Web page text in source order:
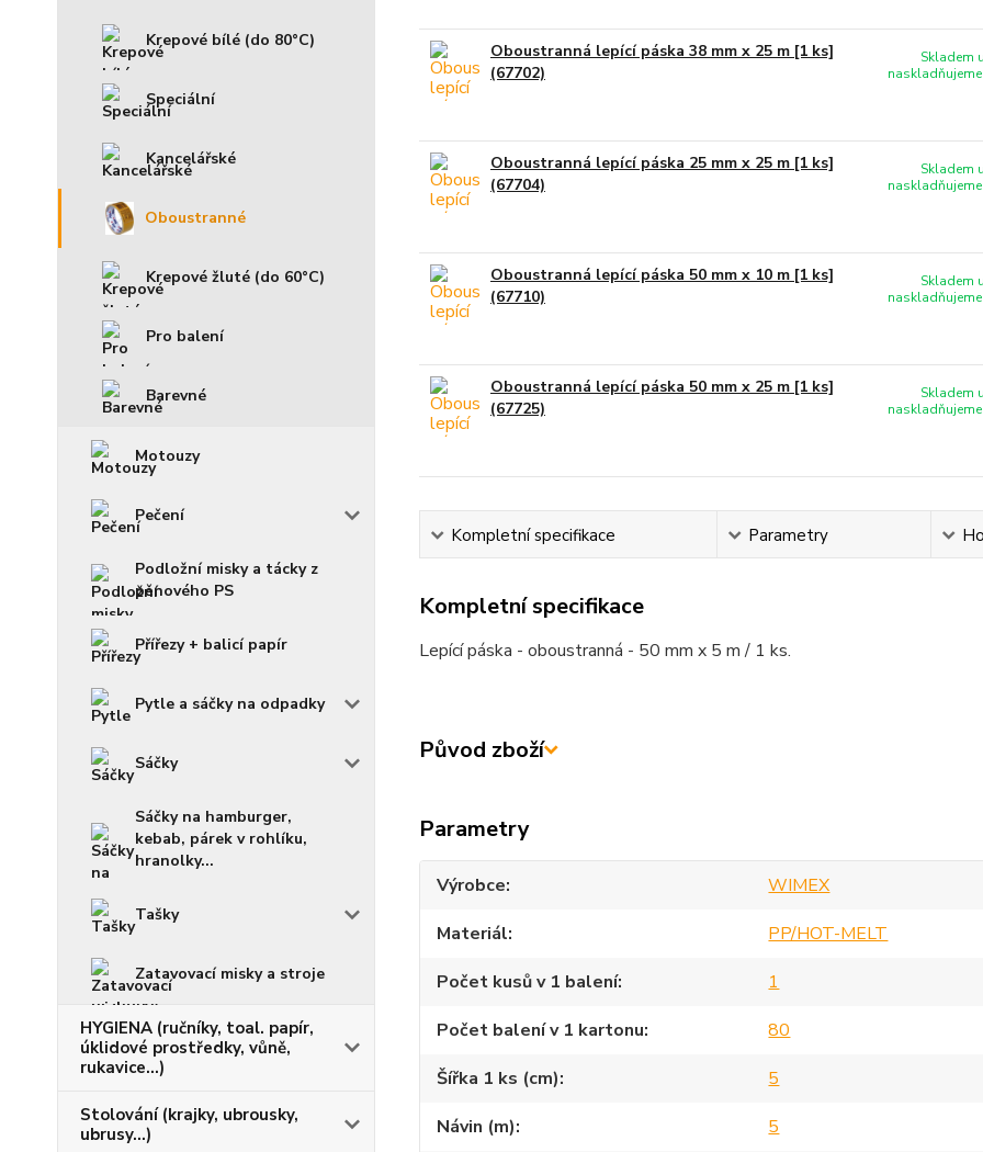
Krepové bílé (do 80°C)
Speciální
Kancelářské
Oboustranné
Krepové žluté (do 60°C)
Pro balení
Barevné
Motouzy
Pečení
Podložní misky a tácky z
pěnového PS
Přířezy + balicí papír
Pytle a sáčky na odpadky
Sáčky
Sáčky na hamburger,
kebab, párek v rohlíku,
hranolky...
Tašky
Zatavovací misky a stroje
HYGIENA (ručníky, toal. papír,
úklidové prostředky, vůně,
rukavice...)
Stolování (krajky, ubrousky,
ubrusy...)
Oboustranná lepící páska 38 mm x 25 m [1 ks]
(67702)
Skladem
Oboustranná lepící páska 25 mm x 25 m [1 ks]
(67704)
Skladem
Oboustranná lepící páska 50 mm x 10 m [1 ks]
(67710)
Skladem
Oboustranná lepící páska 50 mm x 25 m [1 ks]
(67725)
Skladem
Kompletní specifikace Parametry
Kompletní specifikace
Lepící páska - oboustranná - 50 mm x 5 m / 1 ks.
Původ zboží
Parametry
Výrobce
WIMEX
Materiál
PP/HOT-MELT
Počet kusů v 1 balení
1
Počet balení v 1 kartonu
80
Šířka 1 ks (cm)
5
Návin (m)
5